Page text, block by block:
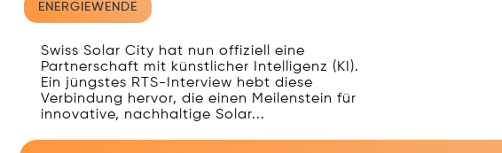
ENERGIEWENDE
Swiss Solar City hat nun offiziell eine
Partnerschaft mit künstlicher Intelligenz (KI).
Ein jüngstes RTS-Interview hebt diese
Verbindung hervor, die einen Meilenstein für
innovative, nachhaltige Solar...